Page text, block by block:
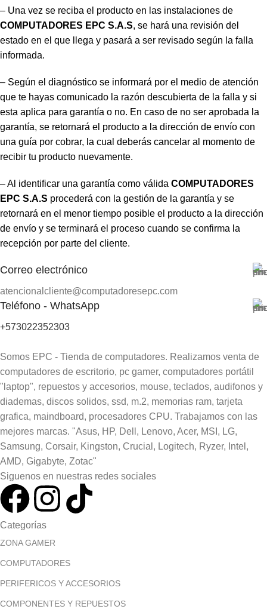
– Una vez se reciba el producto en las instalaciones de
COMPUTADORES EPC S.A.S, se hará una revisión del
estado en el que llega y pasará a ser revisado según la falla
informada.
– Según el diagnóstico se informará por el medio de atención
que te hayas comunicado la razón descubierta de la falla y si
esta aplica para garantía o no. En caso de no ser aprobada la
garantía, se retornará el producto a la dirección de envío con
una guía por cobrar, la cual deberás cancelar al momento de
recibir tu producto nuevamente.
– Al identificar una garantía como válida COMPUTADORES
EPC S.A.S procederá con la gestión de la garantía y se
retornará en el menor tiempo posible el producto a la dirección
de envío y se terminará el proceso cuando se confirma la
recepción por parte del cliente.
Correo electrónico
atencionalcliente@computadoresepc.com
Teléfono - WhatsApp
+573022352303
Somos EPC - Tienda de computadores. Realizamos venta de
computadores de escritorio, pc gamer, computadores portátil
"laptop", repuestos y accesorios, mouse, teclados, audifonos y
diademas, discos solidos, ssd, m.2, memorias ram, tarjeta
grafica, maindboard, procesadores CPU. Trabajamos con las
mejores marcas. "Asus, HP, Dell, Lenovo, Acer, MSI, LG,
Samsung, Corsair, Kingston, Crucial, Logitech, Ryzer, Intel,
AMD, Gigabyte, Zotac"
Siguenos en nuestras redes sociales
Categorías
ZONA GAMER
COMPUTADORES
PERIFERICOS Y ACCESORIOS
COMPONENTES Y REPUESTOS